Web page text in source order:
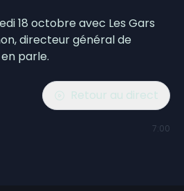
18 octobre avec Les Gars
directeur général de
en parle.
Retour au direct
7:00